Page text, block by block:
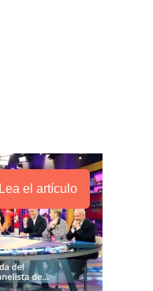
Lea el artículo